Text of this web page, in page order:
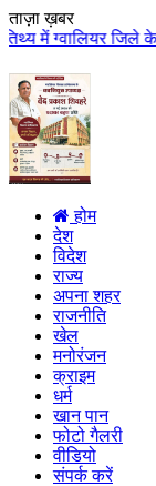
ताज़ा ख़बर
में विशाल
होम
देश
विदेश
राज्य
अपना शहर
राजनीति
खेल
मनोरंजन
क्राइम
धर्म
खान पान
फोटो गैलरी
वीडियो
संपर्क करें